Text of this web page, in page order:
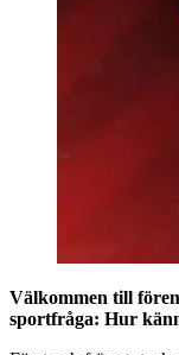
Välkommen till
sportfråga: Hur